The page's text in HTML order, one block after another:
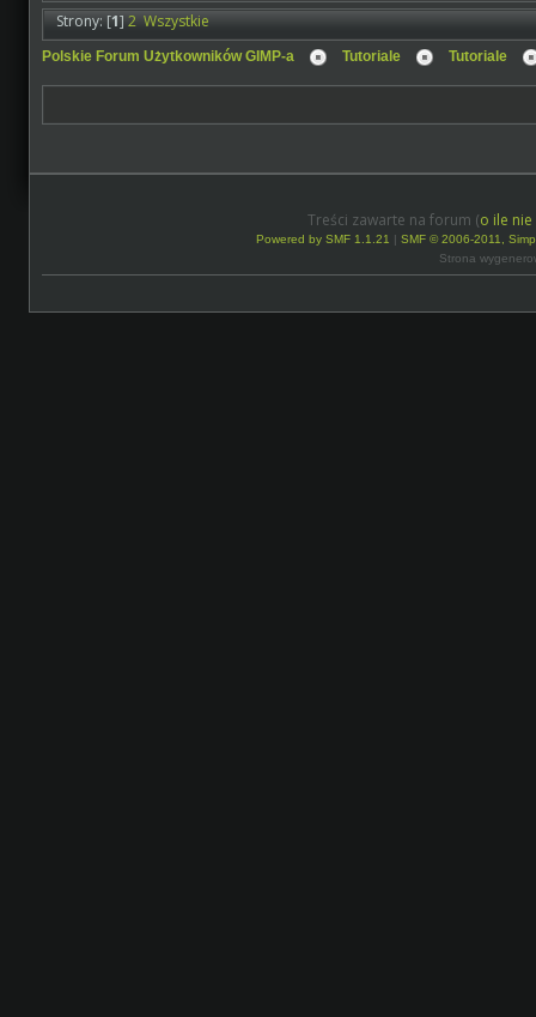
Strony: [1]2 Wszystkie
Polskie Forum Użytkowników GIMP-a Tutoriale Tutoriale
Treści zawarte na forum (o ile
Powered by SMF 1.1.21 | SMF © 2006-2011,
Strona